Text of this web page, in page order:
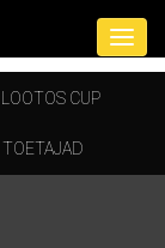
LOOTOS CUP
TOETAJAD